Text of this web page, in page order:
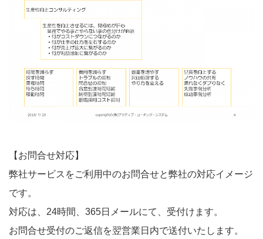
【お問合せ対応】
弊社サービスをご利用中のお問合せと弊社の対応イメージ
です。
対応は、24時間、365日メールにて、受付けます。
お問合せ受付のご返信を翌営業日内で送付いたします。